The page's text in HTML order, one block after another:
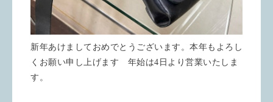
新年あけましておめでとうございます。本年もよろし
くお願い申し上げます 年始は4日より営業いたしま
す。